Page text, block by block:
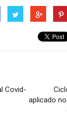
Covid-
aplicado